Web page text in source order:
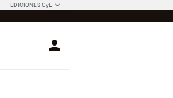
EDICIONES CyL
Login